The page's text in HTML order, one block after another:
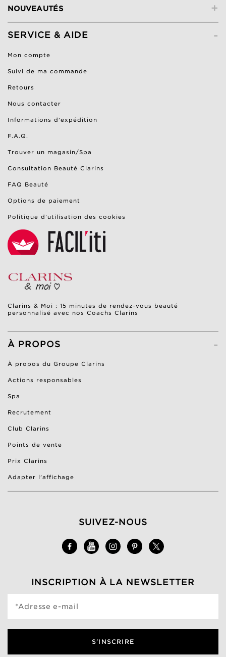
+
NOUVEAUTÉS
-
SERVICE & AIDE
Mon compte
Suivi de ma commande
Retours
Nous contacter
Informations d'expédition
F.A.Q.
Trouver un magasin/Spa
Consultation Beauté Clarins
FAQ Beauté
Options de paiement
Politique d’utilisation des cookies
Clarins & Moi : 15 minutes de rendez-vous beauté
personnalisé avec nos Coachs Clarins
-
À PROPOS
À propos du Groupe Clarins
Actions responsables
Spa
Recrutement
Club Clarins
Points de vente
Prix Clarins
Adapter l'affichage
SUIVEZ-NOUS
INSCRIPTION À LA NEWSLETTER
*Adresse e-mail
S'INSCRIRE